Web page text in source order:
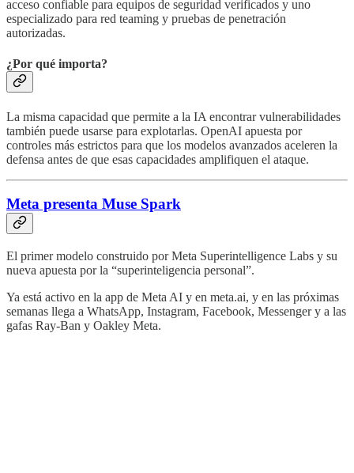
acceso confiable para equipos de seguridad verificados y uno
especializado para red teaming y pruebas de penetración
autorizadas.
¿Por qué importa?
La misma capacidad que permite a la IA encontrar vulnerabilidades
también puede usarse para explotarlas. OpenAI apuesta por
controles más estrictos para que los modelos avanzados aceleren la
defensa antes de que esas capacidades amplifiquen el ataque.
Meta presenta Muse Spark
El primer modelo construido por Meta Superintelligence Labs y su
nueva apuesta por la “superinteligencia personal”.
Ya está activo en la app de Meta AI y en meta.ai, y en las próximas
semanas llega a WhatsApp, Instagram, Facebook, Messenger y a las
gafas Ray-Ban y Oakley Meta.